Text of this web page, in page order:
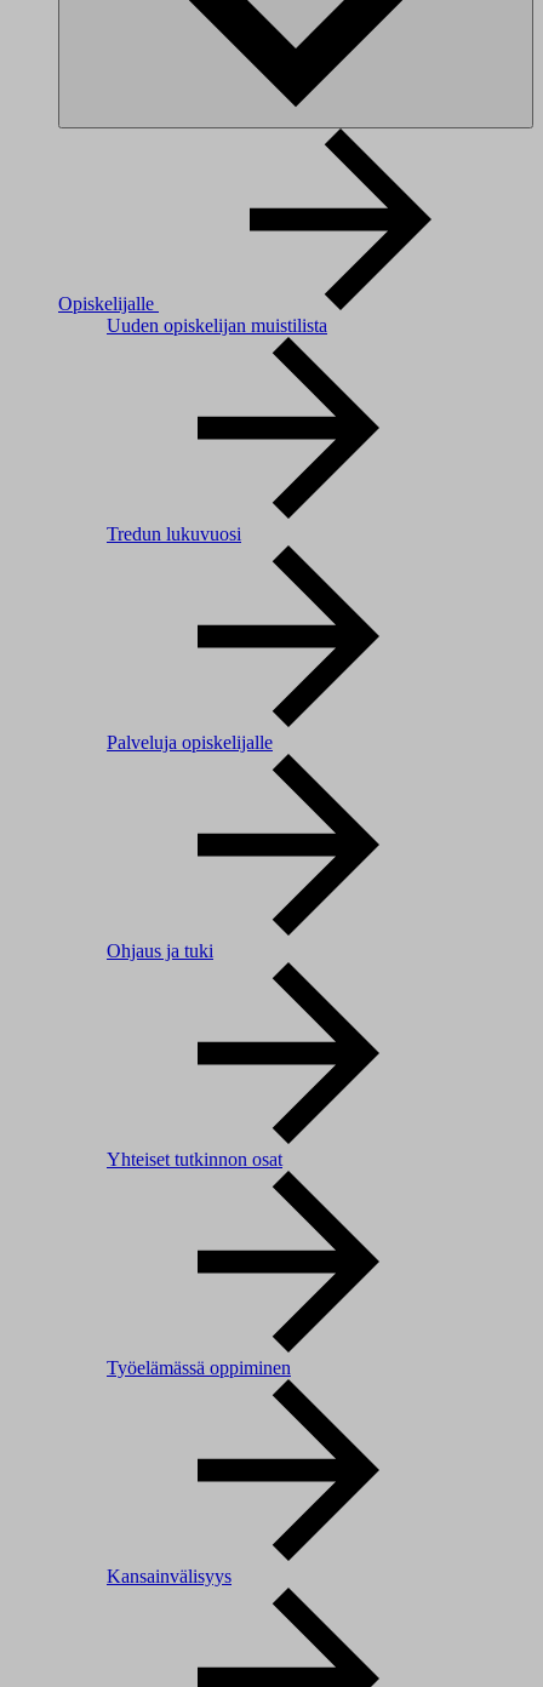
Opiskelijalle
Uuden opiskelijan muistilista
Tredun lukuvuosi
Palveluja opiskelijalle
Ohjaus ja tuki
Yhteiset tutkinnon osat
Työelämässä oppiminen
Kansainvälisyys